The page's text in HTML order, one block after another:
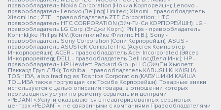
правообладатель Nokia Corporation (Нокиа Корпорейшн); Lenovo -
правообладатель Lenovo (Beijing) Limited; Xiaomi - правообладатель
Xiaomi Inc.; ZTE - правообладатель ZTE Corporation; HTC -
правообладатель HTC CORPORATION (Эйч-Ти-Си КОРПОРЕЙШН); LG -
правообладатель LG Corp. (ЭлДжи Корп.); Philips - правообладатель
Koninklijke Philips N.V. (Конинклийке Филипс Н.В.); Sony -
правообладатель Sony Corporation (Сони Корпорейшн); ASUS -
правообладатель ASUSTeK Computer Inc. (Асустек Компьютер
Инкорпорейшн); ACER - правообладатель Acer Incorporated (Эйсер
Инкорпорейтед); DELL - правообладатель Dell Inc.(Делл Инк.); HP -
правообладатель HP Hewlett-Packard Group LLC (ЭйчПи Хьюлетт
Паккард Груп ЛЛК); Toshiba - правообладатель KABUSHIKI KAISHA
TOSHIBA, also trading as Toshiba Corporation (КАБУШИКИ КАЙША
ТОШИБА также торгующая как Тосиба Корпорейшн). Товарные знаки
используется с целью описания товара, в отношении которых
производятся услуги по ремонту сервисными центрами
«PEDANT».Услуги оказываются в неавторизованных сервисных
центрах «PEDANT», не связанными с компаниями Правообладателями